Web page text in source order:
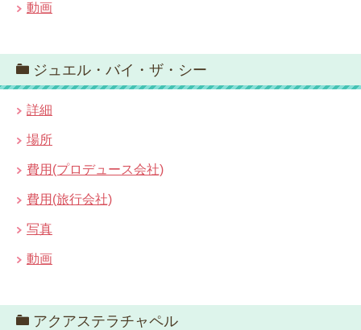
動画
ジュエル・バイ・ザ・シー
詳細
場所
費用(プロデュース会社)
費用(旅行会社)
写真
動画
アクアステラチャペル